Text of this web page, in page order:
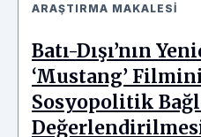
ARAŞTIRMA MAKALESI
Batı-Dışı’nın
‘Mustang’
Sosyopolitik